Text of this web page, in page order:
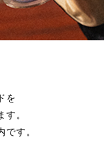
を
。
す。